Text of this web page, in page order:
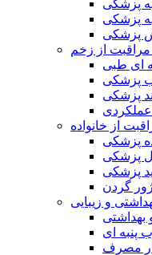
پزشکی
پزشکی
پزشکی
از زخم
ای طبی
پزشکی
پزشکی
عملکردی
از خانواده
پزشکی
پزشکی
پزشکی
گردن
و زیبایی
بهداشتی
پنبه ای
مصرف